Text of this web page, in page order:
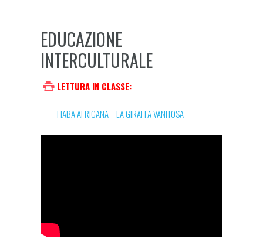
EDUCAZIONE
INTERCULTURALE
LETTURA IN CLASSE:
FIABA AFRICANA – LA GIRAFFA VANITOSA